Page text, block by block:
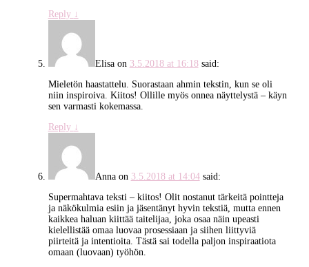
Reply ↓
Elisaon 3.5.2018 at 16:18 said:
Mieletön haastattelu. Suorastaan ahmin tekstin, kun se oli
niin inspiroiva. Kiitos! Ollille myös onnea näyttelystä – käyn
sen varmasti kokemassa.
Reply ↓
Annaon 3.5.2018 at 14:04 said:
Supermahtava teksti – kiitos! Olit nostanut tärkeitä pointteja
ja näkökulmia esiin ja jäsentänyt hyvin tekstiä, mutta ennen
kaikkea haluan kiittää taitelijaa, joka osaa näin upeasti
kielellistää omaa luovaa prosessiaan ja siihen liittyviä
piirteitä ja intentioita. Tästä sai todella paljon inspiraatiota
omaan (luovaan) työhön.